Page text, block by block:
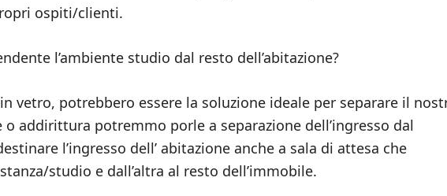
ospiti/clienti.
l’ambiente studio dal resto dell’abitazione?
vetro, potrebbero essere la soluzione ideale per separare il
o addirittura potremmo porle a separazione dell’ingresso dal
l’ingresso dell’ abitazione anche a sala di attesa che
studio e dall’altra al resto dell’immobile.